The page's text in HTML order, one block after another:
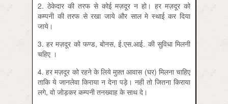
2. ठेकेदार की तरफ से कोई मज़दूर न हो। हर मज़दूर को
कम्पनी की तरफ से रखा जाये और साल मे स्थाई कर दिया
जाये।
3. हर मज़दूर को फण्ड, बोनस, ई.एस.आई. की सुविधा मिलनी
चहिए ।
4. हर मज़दूर को रहने के लिये मुफ़्त आवास (घर) मिलना चाहिए
ताकि ये जानलेवा किराया न देना पड़े। नही तो जितना किराया
लगे, वो जोड़कर कम्पनी तनख्वाह के साथ दे।